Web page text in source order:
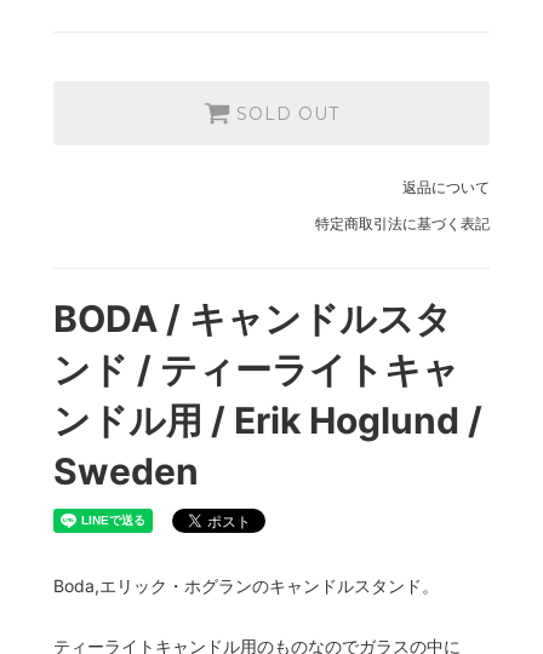
SOLD OUT
返品について
特定商取引法に基づく表記
BODA / キャンドルスタ
ンド / ティーライトキャ
ンドル用 / Erik Hoglund /
Sweden
Boda,エリック・ホグランのキャンドルスタンド。
ティーライトキャンドル用のものなのでガラスの中に